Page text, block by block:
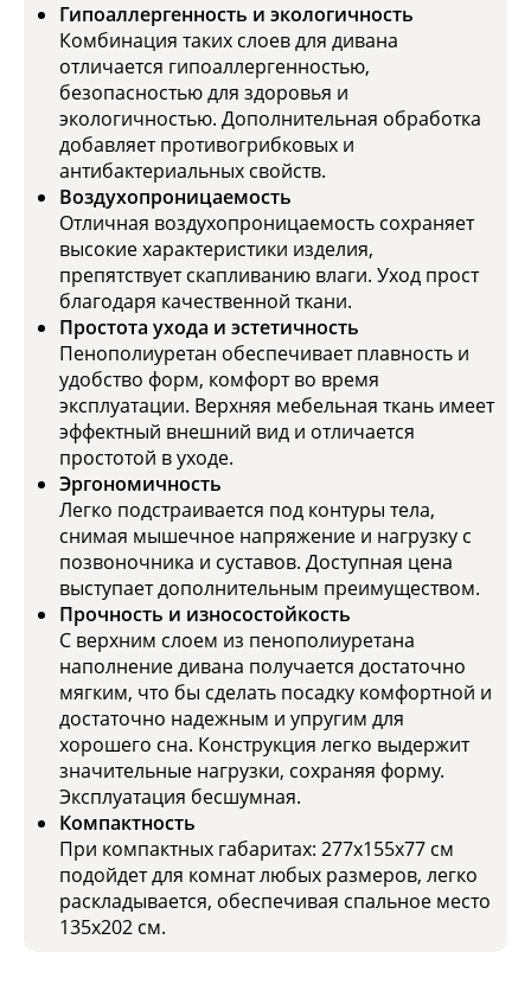
Гипоаллергенность и экологичность
Комбинация таких слоев для дивана
отличается гипоаллергенностью,
безопасностью для здоровья и
экологичностью. Дополнительная обработка
добавляет противогрибковых и
антибактериальных свойств.
Воздухопроницаемость
Отличная воздухопроницаемость сохраняет
высокие характеристики изделия,
препятствует скапливанию влаги. Уход прост
благодаря качественной ткани.
Простота ухода и эстетичность
Пенополиуретан обеспечивает плавность и
удобство форм, комфорт во время
эксплуатации. Верхняя мебельная ткань имеет
эффектный внешний вид и отличается
простотой в уходе.
Эргономичность
Легко подстраивается под контуры тела,
снимая мышечное напряжение и нагрузку с
позвоночника и суставов. Доступная цена
выступает дополнительным преимуществом.
Прочность и износостойкость
С верхним слоем из пенополиуретана
наполнение дивана получается достаточно
мягким, что бы сделать посадку комфортной и
достаточно надежным и упругим для
хорошего сна. Конструкция легко выдержит
значительные нагрузки, сохраняя форму.
Эксплуатация бесшумная.
Компактность
При компактных габаритах: 277x155x77 см
подойдет для комнат любых размеров, легко
раскладывается, обеспечивая спальное место
135x202 см.